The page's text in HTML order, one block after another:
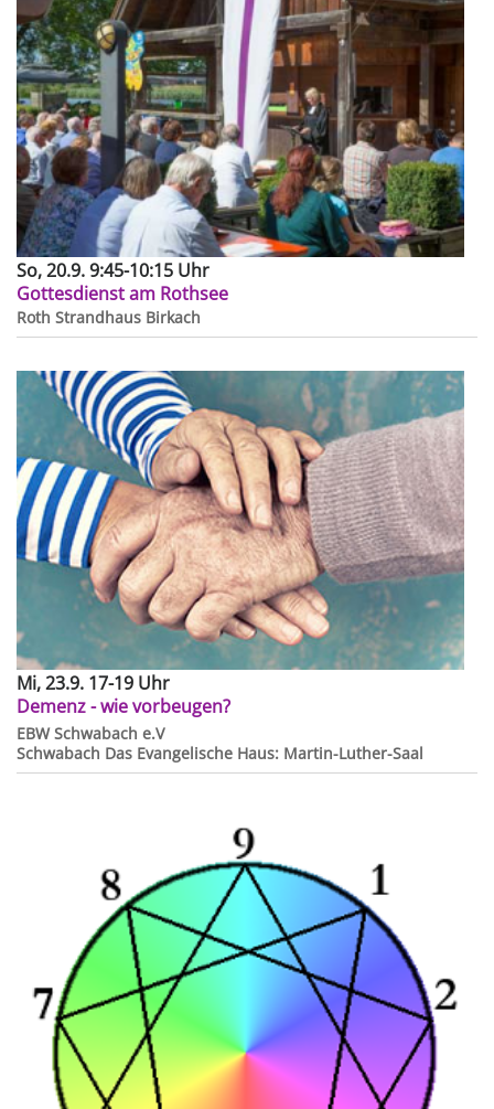
So, 20.9. 9:45-10:15 Uhr
Gottesdienst am Rothsee
Roth Strandhaus Birkach
Mi, 23.9. 17-19 Uhr
Demenz - wie vorbeugen?
EBW Schwabach e.V
Schwabach Das Evangelische Haus: Martin-Luther-Saal